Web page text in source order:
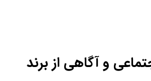
و آگاهی از برند